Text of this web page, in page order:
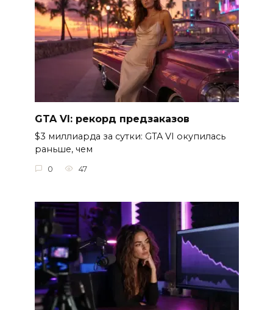
GTA VI: рекорд предзаказов
$3 миллиарда за сутки: GTA VI окупилась
раньше, чем
0 47